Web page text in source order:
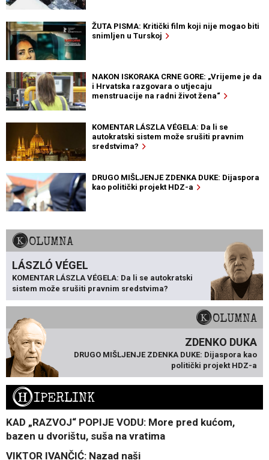
ŽUTA PISMA: Kritički film koji nije mogao biti
snimljen u Turskoj
NAKON ISKORAKA CRNE GORE: „Vrijeme je da
i Hrvatska razgovara o utjecaju
menstruacije na radni život žena“
KOMENTAR LÁSZLA VÉGELA: Da li se
autokratski sistem može srušiti pravnim
sredstvima?
DRUGO MIŠLJENJE ZDENKA DUKE: Dijaspora
kao politički projekt HDZ-a
KOLUMNA
LÁSZLÓ VÉGEL
KOMENTAR LÁSZLA VÉGELA: Da li se autokratski
sistem može srušiti pravnim sredstvima?
KOLUMNA
ZDENKO DUKA
DRUGO MIŠLJENJE ZDENKA DUKE: Dijaspora kao
politički projekt HDZ-a
HIPERLINK
KAD „RAZVOJ“ POPIJE VODU: More pred kućom,
bazen u dvorištu, suša na vratima
VIKTOR IVANČIĆ: Nazad naši